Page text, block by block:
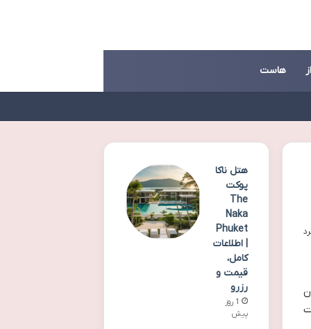
هاست
هتل ناکا
پوکت
The
Naka
Phuket
| اطلاعات
کامل،
قیمت و
رزرو
1 روز
پیش